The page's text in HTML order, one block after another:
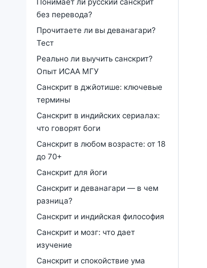
без перевода?
Прочитаете ли вы деванагари?
Тест
Реально ли выучить санскрит?
Опыт ИСАА МГУ
Санскрит в джйотише: ключевые
термины
Санскрит в индийских сериалах:
что говорят боги
Санскрит в любом возрасте: от 18
до 70+
Санскрит для йоги
Санскрит и деванагари — в чем
разница?
Санскрит и индийская философия
Санскрит и мозг: что дает
изучение
Санскрит и спокойствие ума